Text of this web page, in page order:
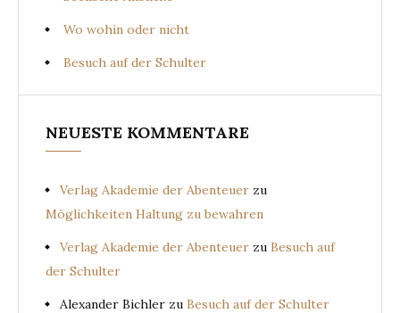
Wo wohin oder nicht
Besuch auf der Schulter
NEUESTE KOMMENTARE
Verlag Akademie der Abenteuer zu
Möglichkeiten Haltung zu bewahren
Verlag Akademie der Abenteuer zu Besuch auf
der Schulter
Alexander Bichler zu Besuch auf der Schulter